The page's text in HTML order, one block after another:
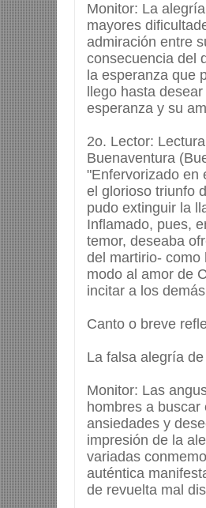
Monitor: La
mayores
admiración entre
consecuencia del
la esperanza que
llego hasta
esperanza y su
2o. Lector:
Buenaventura
"Enfervorizado en
el glorioso triunfo
pudo extinguir la
Inflamado, pues,
temor, deseaba
del martirio- como
modo al amor de
incitar a los
Canto o breve
La falsa alegría
Monitor: Las
hombres a
ansiedades y
impresión de la
variadas
auténtica
de revuelta mal